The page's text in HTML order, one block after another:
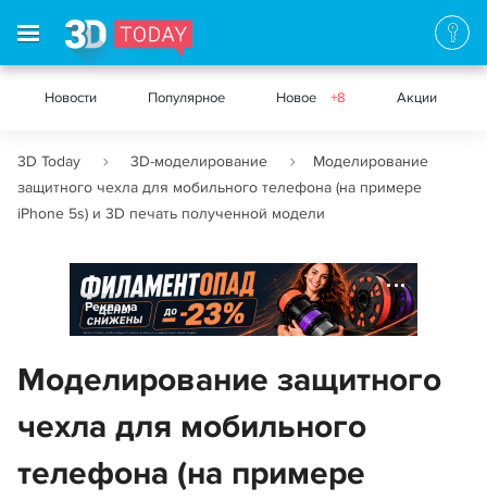
Новости Популярное Новое +8 Акции
3D Today 3D-моделирование
Моделирование
защитного чехла для мобильного телефона (на примере
iPhone 5s) и 3D печать полученной модели
Реклама
Моделирование защитного
чехла для мобильного
телефона (на примере